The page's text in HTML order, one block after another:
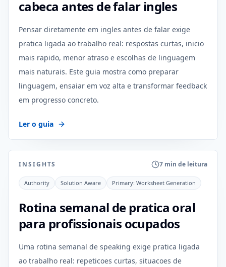
cabeca antes de falar ingles
Pensar diretamente em ingles antes de falar exige
pratica ligada ao trabalho real: respostas curtas, inicio
mais rapido, menor atraso e escolhas de linguagem
mais naturais. Este guia mostra como preparar
linguagem, ensaiar em voz alta e transformar feedback
em progresso concreto.
Ler o guia
INSIGHTS 7 min de leitura
Authority Solution Aware Primary: Worksheet Generation
Rotina semanal de pratica oral
para profissionais ocupados
Uma rotina semanal de speaking exige pratica ligada
ao trabalho real: repeticoes curtas, situacoes de